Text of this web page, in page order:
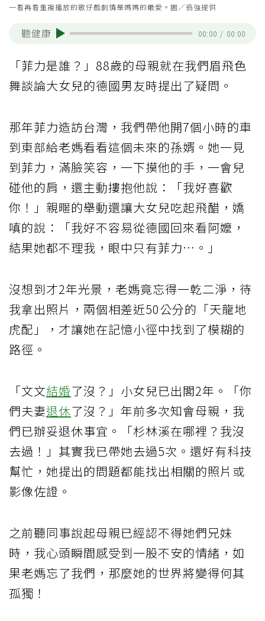
一看再看重複播放的歌仔戲劇情是媽媽的最愛。圖／翁強提供
聽健康 00:00 / 00:00
「菲力是誰？」88歲的母親就在我們眉飛色
舞談論大女兒的德國男友時提出了疑問。
那年菲力造訪台灣，我們帶他開7個小時的車
到東部給老媽看看這個未來的孫婿。她一見
到菲力，滿臉笑容，一下摸他的手，一會兒
碰他的肩，還主動摟抱他說：「我好喜歡
你！」親暱的舉動還讓大女兒吃起飛醋，嬌
嗔的說：「我好不容易從德國回來看阿嬤，
結果她都不理我，眼中只有菲力…。」
沒想到才2年光景，老媽竟忘得一乾二淨，待
我拿出照片，兩個相差近50公分的「天龍地
虎配」，才讓她在記憶小徑中找到了模糊的
路徑。
「文文結婚了沒？」小女兒已出閣2年。「你
們夫妻退休了沒？」年前多次知會母親，我
們已辦妥退休事宜。「杉林溪在哪裡？我沒
去過！」其實我已帶她去過5次。還好有科技
幫忙，她提出的問題都能找出相關的照片或
影像佐證。
之前聽同事說起母親已經認不得她們兄妹
時，我心頭瞬間感受到一股不安的情緒，如
果老媽忘了我們，那麼她的世界將變得何其
孤獨！